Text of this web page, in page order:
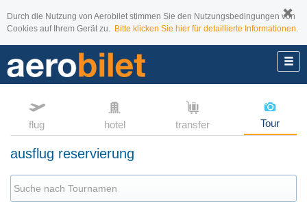
Durch die Nutzung von Aerobilet stimmen Sie den Nutzungsbedingungen von
Cookies auf Ihrem Gerät zu. Bitte klicken Sie hier für detaillierte Informationen.
flug hotel transfer Tour
ausflug reservierung